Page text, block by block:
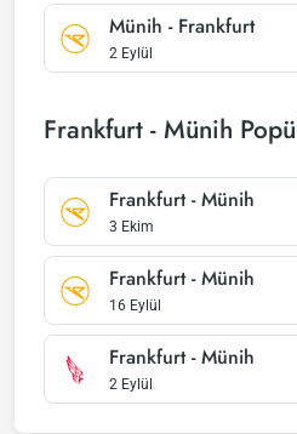
Münih - Frankfurt
2 Eylül
Frankfurt - Münih
Frankfurt - Münih
3 Ekim
Frankfurt - Münih
16 Eylül
Frankfurt - Münih
2 Eylül